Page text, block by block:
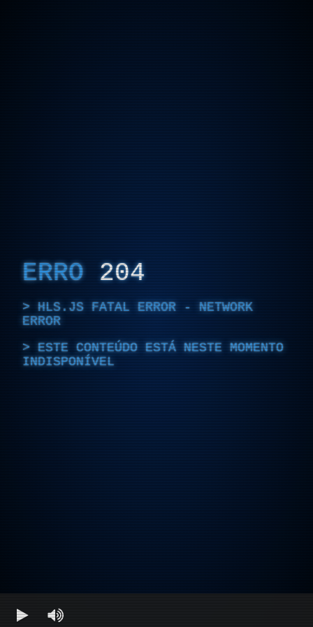
ERRO 204
HLS.JS FATAL ERROR - NETWORK
ERROR
ESTE CONTEÚDO ESTÁ NESTE MOMENTO
INDISPONÍVEL